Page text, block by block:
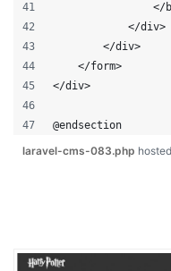
</
            </div>
        </div>
    </form>
</div>
@endsection
laravel-cms-083.php